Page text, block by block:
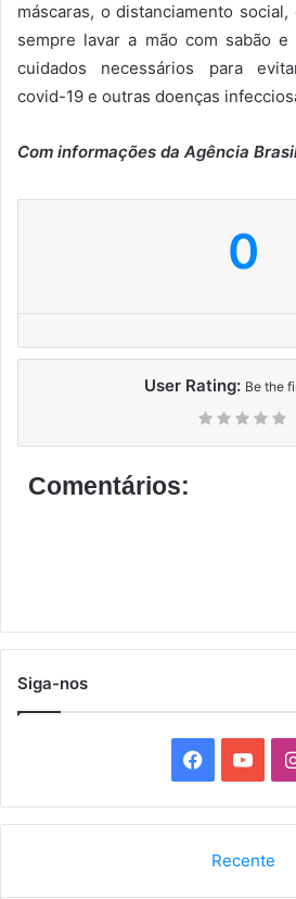
máscaras, o distanciamento
sempre lavar a mão com sabão
cuidados necessários para
covid-19 e outras doenças
Com informações da Agência
0
User Rating: Be the
Comentários:
Siga-nos
a
o
Recente